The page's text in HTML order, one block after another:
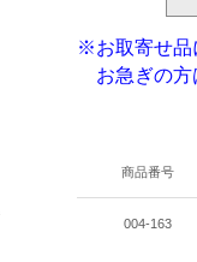
※お取寄せ品
お急ぎの方
商品番号
004-163